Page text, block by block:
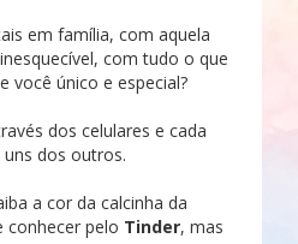
em família, com aquela
com tudo o que
você único e especial?
dos celulares e cada
dos outros.
a cor da calcinha da
conhecer pelo Tinder, mas